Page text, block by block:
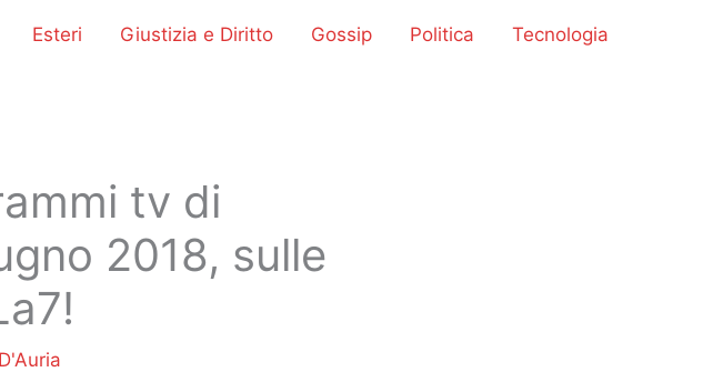
Esteri Giustizia e Diritto Gossip Politica
Tecnologia
tv di
2018, sulle